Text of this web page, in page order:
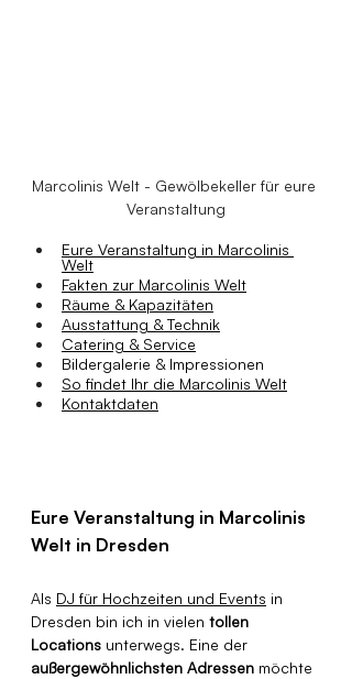
Marcolinis Welt - Gewölbekeller für eure
Veranstaltung
Eure Veranstaltung in Marcolinis
Welt
Fakten zur Marcolinis Welt
Räume & Kapazitäten
Ausstattung & Technik
Catering & Service
Bildergalerie & Impressionen
So findet Ihr die Marcolinis Welt
Kontaktdaten
Eure Veranstaltung in Marcolinis
Welt in Dresden
Als DJ für Hochzeiten und Events in
Dresden bin ich in vielen tollen
Locations unterwegs. Eine der
außergewöhnlichsten Adressen möchte